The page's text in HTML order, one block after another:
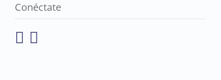
Conéctate